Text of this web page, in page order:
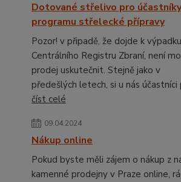
Dotované střelivo pro účastníky
programu střelecké přípravy
Pozor! v připadě, že dojde k výpadku
Centrálního Registru Zbraní, není
prodej uskutečnit. Stejně jako v
předešlých letech, si u nás účastníci
číst celé
09.04.2024
Nákup online
Pokud byste měli zájem o nákup z
kamenné prodejny v Praze online,